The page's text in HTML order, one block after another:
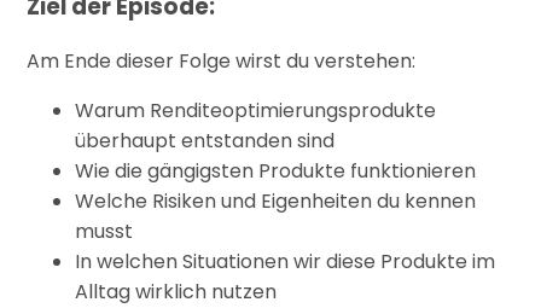
Am Ende dieser Folge wirst du verstehen:
Warum Renditeoptimierungsprodukte
überhaupt entstanden sind
Wie die gängigsten Produkte funktionieren
Welche Risiken und Eigenheiten du kennen
musst
In welchen Situationen wir diese Produkte im
Alltag wirklich nutzen